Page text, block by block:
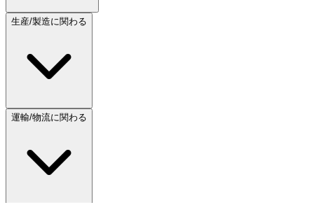
生産/製造に関わる
運輸/物流に関わる